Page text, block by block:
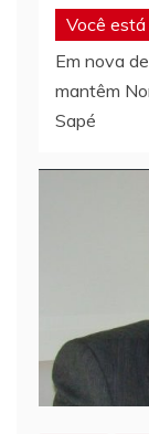
Você está
Em nova
mantêm
Sapé